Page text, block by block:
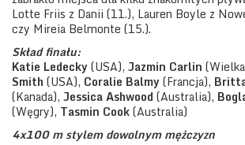
Lotte Friis z Danii (11.), Lauren Boyle z
czy Mireia Belmonte (15.).
Skład finału:
Katie Ledecky(USA), Jazmin Carlin
Smith (USA), Coralie Balmy(Francja),
(Kanada), Jessica Ashwood (Australia),
(Węgry), Tasmin Cook(Australia)
4x100 m stylem dowolnym mężczyzn